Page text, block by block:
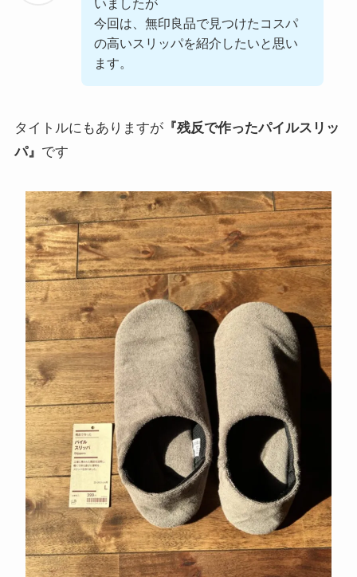
いましたが
今回は、無印良品で見つけたコスパ
の高いスリッパを紹介したいと思い
ます。
タイトルにもありますが『残反で作ったパイルスリッ
パ』 です